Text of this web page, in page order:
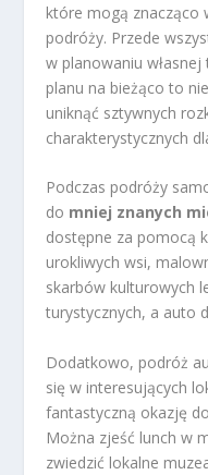
które mogą znacząco
podróży. Przede
w planowaniu
planu na bieżąco to
uniknąć sztywnych
charakterystycznych
Podczas podróży
do mniej znanych
dostępne za pomocą
urokliwych wsi,
skarbów kulturowych
turystycznych, a auto
Dodatkowo, podróż
się w interesujących
fantastyczną okazję
Można zjeść lunch w
zwiedzić lokalne